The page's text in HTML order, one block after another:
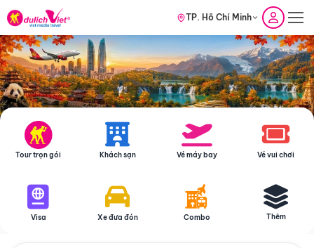
TP. Hồ Chí Minh
Tour trọn gói Khách sạn Vé máy bay Vé vui chơi
Visa Xe đưa đón Combo Thêm